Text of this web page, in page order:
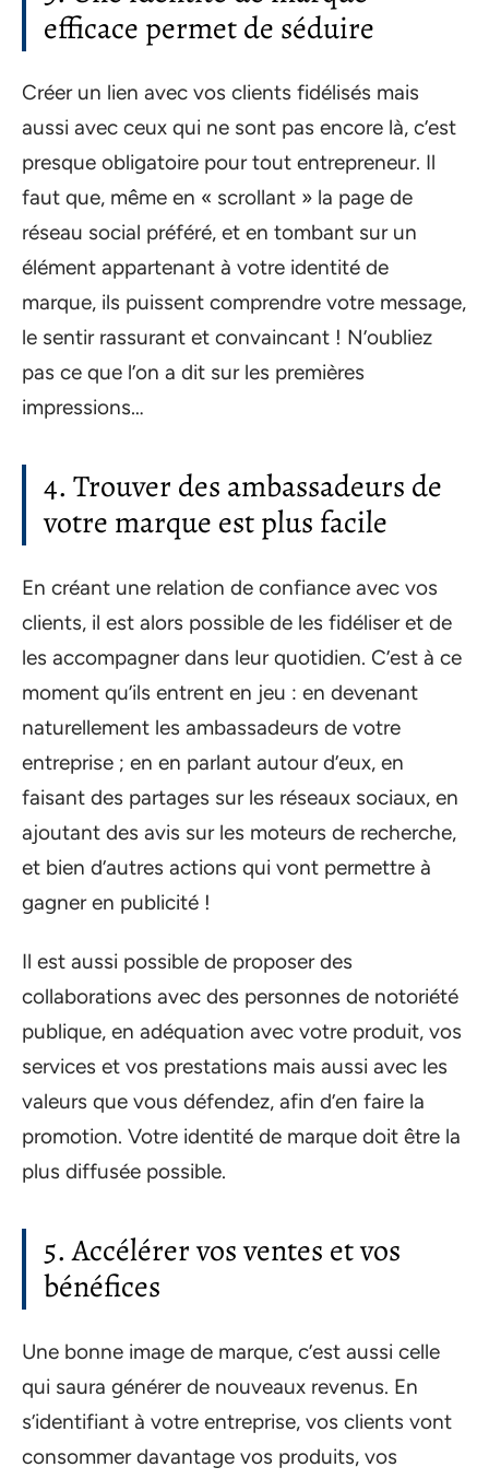
efficace permet de séduire
Créer un lien avec vos clients fidélisés mais
aussi avec ceux qui ne sont pas encore là, c’est
presque obligatoire pour tout entrepreneur. Il
faut que, même en « scrollant » la page de
réseau social préféré, et en tombant sur un
élément appartenant à votre identité de
marque, ils puissent comprendre votre message,
le sentir rassurant et convaincant ! N’oubliez
pas ce que l’on a dit sur les premières
impressions…
4. Trouver des ambassadeurs de
votre marque est plus facile
En créant une relation de confiance avec vos
clients, il est alors possible de les fidéliser et de
les accompagner dans leur quotidien. C’est à ce
moment qu’ils entrent en jeu : en devenant
naturellement les ambassadeurs de votre
entreprise ; en en parlant autour d’eux, en
faisant des partages sur les réseaux sociaux, en
ajoutant des avis sur les moteurs de recherche,
et bien d’autres actions qui vont permettre à
gagner en publicité !
Il est aussi possible de proposer des
collaborations avec des personnes de notoriété
publique, en adéquation avec votre produit, vos
services et vos prestations mais aussi avec les
valeurs que vous défendez, afin d’en faire la
promotion. Votre identité de marque doit être la
plus diffusée possible.
5. Accélérer vos ventes et vos
bénéfices
Une bonne image de marque, c’est aussi celle
qui saura générer de nouveaux revenus. En
s’identifiant à votre entreprise, vos clients vont
consommer davantage vos produits, vos